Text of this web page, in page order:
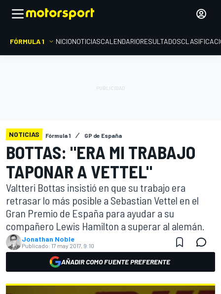
FÓRMULA 1 INICIONOTICIASCALENDARIORESULTADOS
NOTICIAS Fórmula 1 GP de España
BOTTAS: "ERA MI TRABAJO
TAPONAR A VETTEL"
Valtteri Bottas insistió en que su trabajo era
retrasar lo más posible a Sebastian Vettel en el
Gran Premio de España para ayudar a su
compañero Lewis Hamilton a superar al alemán.
Jonathan Noble
Publicado: 17 may 2017, 9:10
AÑADIR COMO FUENTE PREFERENTE